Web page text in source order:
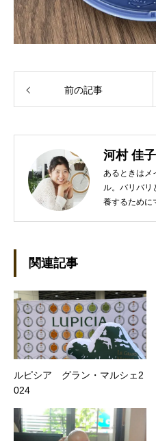
前の記事
河村 佳
あるときはメ
ル。バリバ
養するために
が多かったの
る。●連絡先
関連記事
ルピシア グラン・マルシェ2
024